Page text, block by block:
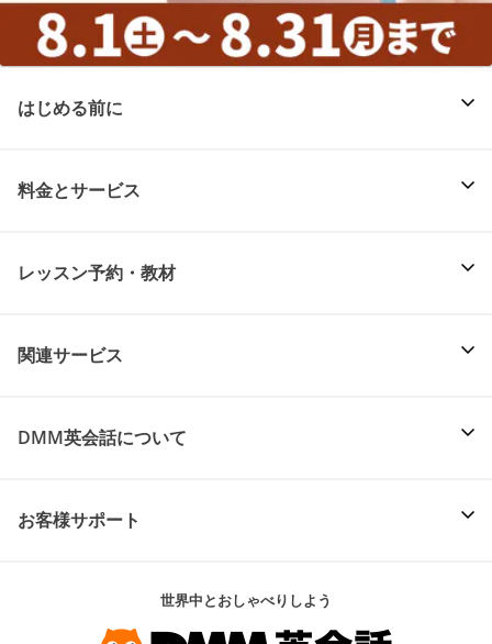
はじめる前に
料金とサービス
レッスン予約・教材
関連サービス
DMM英会話について
お客様サポート
世界中とおしゃべりしよう